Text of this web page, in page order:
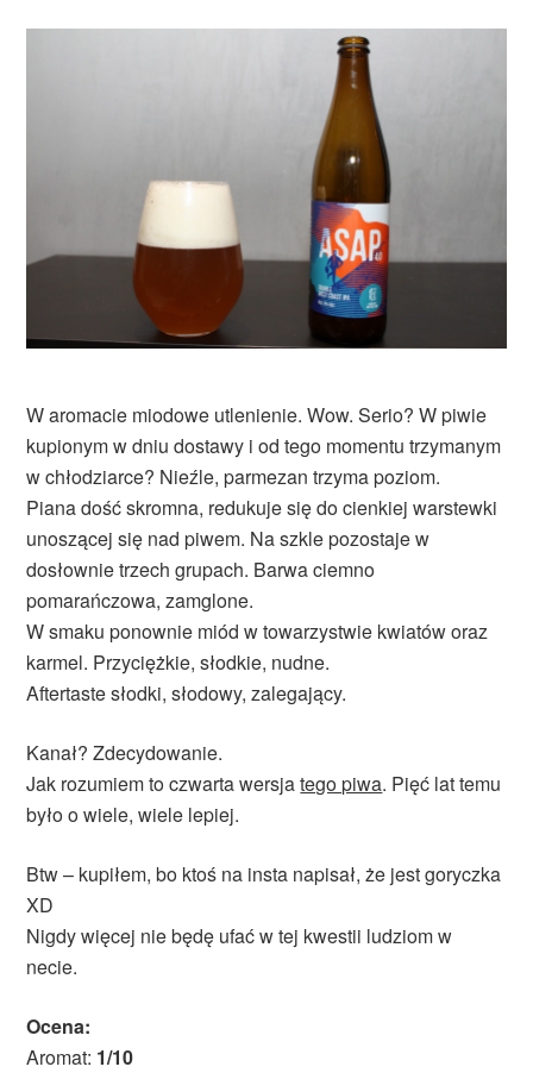
W aromacie miodowe utlenienie. Wow. Serio? W piwie
kupionym w dniu dostawy i od tego momentu trzymanym
w chłodziarce? Nieźle, parmezan trzyma poziom.
Piana dość skromna, redukuje się do cienkiej warstewki
unoszącej się nad piwem. Na szkle pozostaje w
dosłownie trzech grupach. Barwa ciemno
pomarańczowa, zamglone.
W smaku ponownie miód w towarzystwie kwiatów oraz
karmel. Przyciężkie, słodkie, nudne.
Aftertaste słodki, słodowy, zalegający.
Kanał? Zdecydowanie.
Jak rozumiem to czwarta wersjatego piwa. Pięć lat temu
było o wiele, wiele lepiej.
Btw – kupiłem, bo ktoś na insta napisał, że jest goryczka
XD
Nigdy więcej nie będę ufać w tej kwestii ludziom w
necie.
Ocena:
Aromat: 1/10